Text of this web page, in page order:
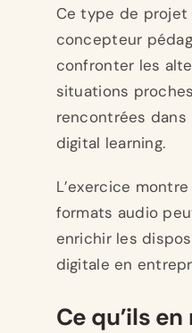
Ce type de
concepteur
confronter les
situations
rencontrées
digital learning.
L’exercice
formats audio
enrichir les
digitale en
Ce qu’ils